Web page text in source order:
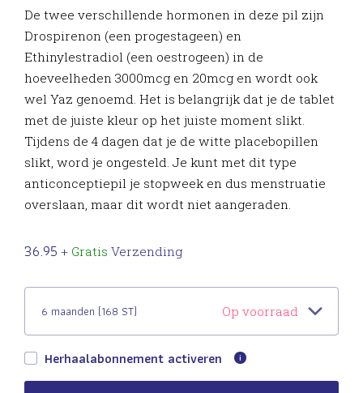
De twee verschillende hormonen in deze pil zijn
Drospirenon (een progestageen) en
Ethinylestradiol (een oestrogeen) in de
hoeveelheden 3000mcg en 20mcg en wordt ook
wel Yaz genoemd. Het is belangrijk dat je de tablet
met de juiste kleur op het juiste moment slikt.
Tijdens de 4 dagen dat je de witte placebopillen
slikt, word je ongesteld. Je kunt met dit type
anticonceptiepil je stopweek en dus menstruatie
overslaan, maar dit wordt niet aangeraden.
36.95 + Gratis Verzending
Op voorraad
6 maanden (168 ST)
Herhaalabonnement activeren